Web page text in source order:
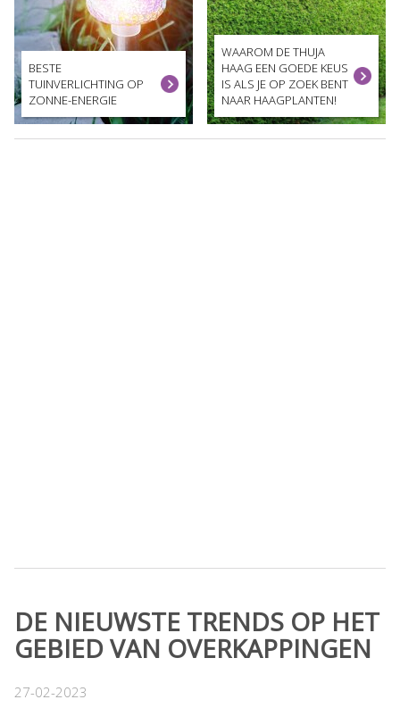
BESTE
TUINVERLICHTING OP
ZONNE-ENERGIE
WAAROM DE THUJA
HAAG EEN GOEDE KEUS
IS ALS JE OP ZOEK BENT
NAAR HAAGPLANTEN!
DE NIEUWSTE TRENDS OP HET
GEBIED VAN OVERKAPPINGEN
27-02-2023